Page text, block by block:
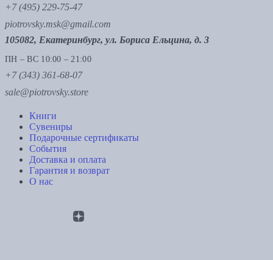
+7 (495) 229-75-47
piotrovsky.msk@gmail.com
105082, Екатеринбург, ул. Бориса Ельцина, д. 3
ПН – ВС 10:00 – 21:00
+7 (343) 361-68-07
sale@piotrovsky.store
Книги
Сувениры
Подарочные сертификаты
События
Доставка и оплата
Гарантия и возврат
О нас